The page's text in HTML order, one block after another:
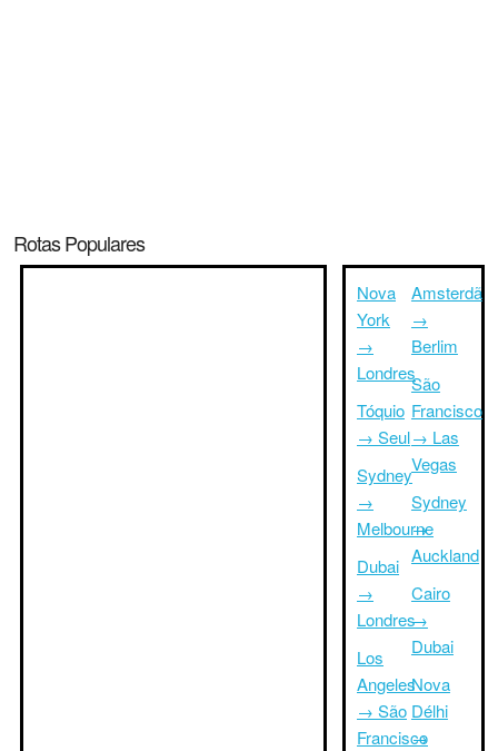
Rotas Populares
Nova
York
→
Londres
Tóquio
→ Seul
Sydney
→
Melbourne
Dubai
→
Londres
Los
Angeles
→ São
Francisco
Amsterdã
→
Berlim
São
Francisco
→ Las
Vegas
Sydney
→
Auckland
Cairo
→
Dubai
Nova
Délhi
→